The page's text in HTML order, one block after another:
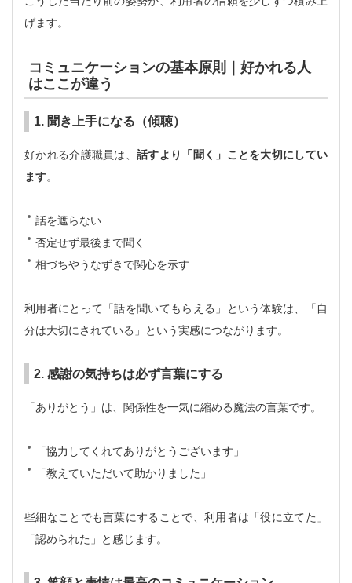
げます。
コミュニケーションの基本原則｜好かれる人
はここが違う
1. 聞き上手になる（傾聴）
好かれる介護職員は、話すより「聞く」ことを大切にしてい
ます。
話を遮らない
否定せず最後まで聞く
相づちやうなずきで関心を示す
利用者にとって「話を聞いてもらえる」という体験は、「自
分は大切にされている」という実感につながります。
2. 感謝の気持ちは必ず言葉にする
「ありがとう」は、関係性を一気に縮める魔法の言葉です。
「協力してくれてありがとうございます」
「教えていただいて助かりました」
些細なことでも言葉にすることで、利用者は「役に立てた」
「認められた」と感じます。